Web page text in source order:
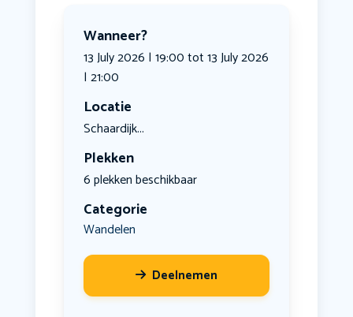
Wanneer?
13 July 2026 | 19:00 tot 13 July 2026
| 21:00
Locatie
Schaardijk...
Plekken
6 plekken beschikbaar
Categorie
Wandelen
Deelnemen